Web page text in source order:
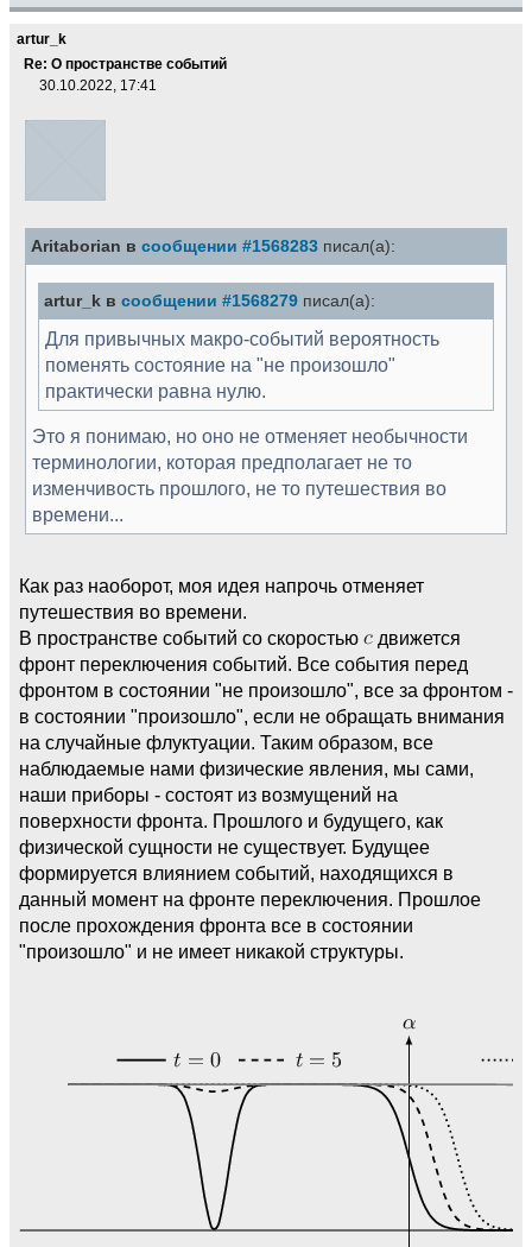
artur_k
Re: О пространстве событий
30.10.2022, 17:41
Aritaborian в сообщении #1568283 писал(а):
artur_k в сообщении #1568279 писал(а):
Для привычных макро-событий вероятность
поменять состояние на "не произошло"
практически равна нулю.
Это я понимаю, но оно не отменяет необычности
терминологии, которая предполагает не то
изменчивость прошлого, не то путешествия во
времени...
Как раз наоборот, моя идея напрочь отменяет
путешествия во времени.
В пространстве событий со скоростью
движется
фронт переключения событий. Все события перед
фронтом в состоянии "не произошло", все за фронтом -
в состоянии "произошло", если не обращать внимания
на случайные флуктуации. Таким образом, все
наблюдаемые нами физические явления, мы сами,
наши приборы - состоят из возмущений на
поверхности фронта. Прошлого и будущего, как
физической сущности не существует. Будущее
формируется влиянием событий, находящихся в
данный момент на фронте переключения. Прошлое
после прохождения фронта все в состоянии
"произошло" и не имеет никакой структуры.